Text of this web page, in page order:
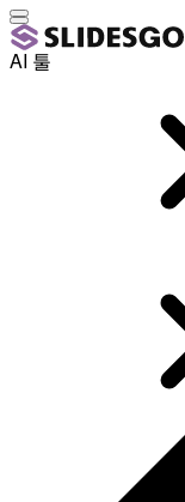
AI 툴